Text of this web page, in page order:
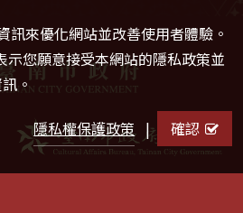
來優化網站並改善使用者體驗。
示您願意接受本網站的隱私政策並
。
隱私權保護政策| 確認